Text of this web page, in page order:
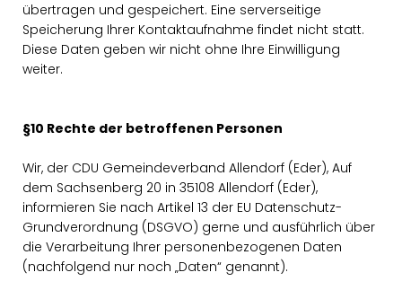
übertragen und gespeichert. Eine serverseitige
Speicherung Ihrer Kontaktaufnahme findet nicht statt.
Diese Daten geben wir nicht ohne Ihre Einwilligung
weiter.
§10 Rechte der betroffenen Personen
Wir, der CDU Gemeindeverband Allendorf (Eder), Auf
dem Sachsenberg 20 in 35108 Allendorf (Eder),
informieren Sie nach Artikel 13 der EU Datenschutz-
Grundverordnung (DSGVO) gerne und ausführlich über
die Verarbeitung Ihrer personenbezogenen Daten
(nachfolgend nur noch „Daten“ genannt).